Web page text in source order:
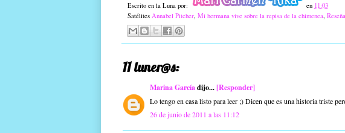
Escrito en la Luna por: en 11:03
Satélites Annabel Pitcher, Mi hermana vive sobre la repisa de la chimenea, Reseña
11 luner@s:
Marina Garcíadijo...[Responder]
Lo tengo en casa listo para leer ;) Dicen que es una historia triste
26 de junio de 2011 a las 11:12